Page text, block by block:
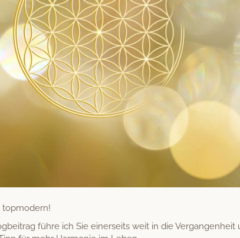
topmodern!
führe ich Sie ein­er­seits weit in die